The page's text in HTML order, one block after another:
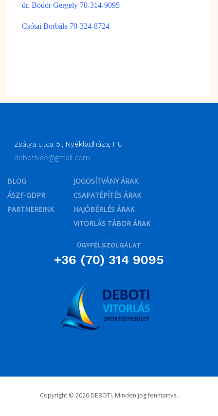
dr. Bödör Gergely 70-314-9095
Csótai Borbála 70-324-8724
Zsálya utca 5., Nyékládháza, HU
debotivse@gmail.com
BLOG
ÁSZF-GDPR
PARTNEREINK
JOGOSÍTVÁNY ÁRAK
CSAPATÉPÍTÉS ÁRAK
HAJÓBÉRLÉS ÁRAK
VITORLÁS TÁBOR ÁRAK
ÜGYFÉLSZOLGÁLAT
+36 (70) 314 9095
Copyright © 2026 DEBOTI. Minden jog fenntartva.